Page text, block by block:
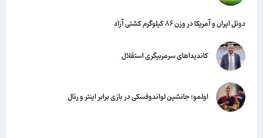
دوئل ایران و آمریکا در وزن ۸۶ کیلوگرم کشتی آزاد
کاندیداهای سرمربیگری استقلال
اولمو؛ جانشین لواندوفسکی در بازی برابر اینتر و رئال